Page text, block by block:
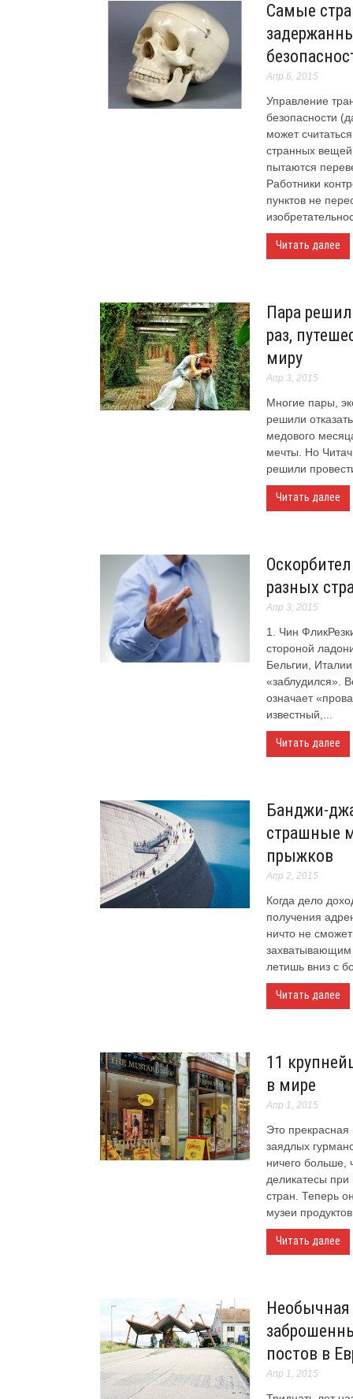
Самые
Апр 6, 2015
Управление
безопасности
может
странных
пытаются
Работники
пунктов не
Читать далее
Пара
раз,
миру
Апр 3, 2015
Многие пары,
решили
медового
мечты. Но
решили
Читать далее
разных
Апр 3, 2015
1. Чин
стороной
Бельгии,
«заблудился».
означает
известный,...
Читать далее
Банджи-
страшные
прыжков
Апр 2, 2015
Когда дело
получения
ничто не
летишь вниз с
Читать далее
11
в мире
Апр 1, 2015
Это
заядлых
ничего больше,
деликатесы
стран. Теперь
музеи
Читать далее
Необычная
постов в
Апр 1, 2015